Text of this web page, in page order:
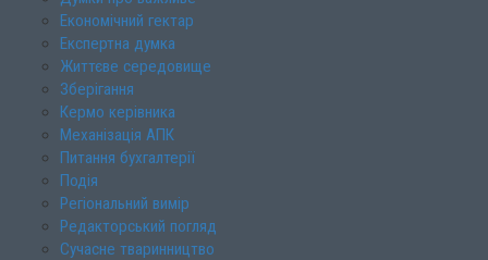
Економічний гектар
Експертна думка
Життєве середовище
Зберігання
Кермо керівника
Механізація АПК
Питання бухгалтерії
Подія
Регіональний вимір
Редакторський погляд
Сучасне тваринництво